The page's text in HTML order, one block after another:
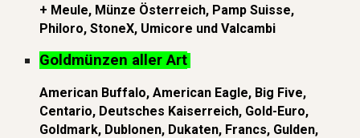
+ Meule, Münze Österreich, Pamp Suisse,
Philoro, StoneX, Umicore und Valcambi
Goldmünzen aller Art
American Buffalo,American Eagle, Big Five,
Centario, Deutsches Kaiserreich, Gold-Euro,
Goldmark, Dublonen, Dukaten, Francs, Gulden,